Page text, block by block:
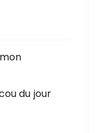
du jour